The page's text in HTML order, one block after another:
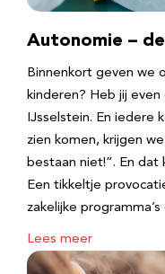
Autonomie –
Binnenkort geven we
kinderen? Heb jij
IJsselstein. En iedere
zien komen, krijgen
bestaan niet!”. En dat
Een tikkeltje
zakelijke
Lees meer